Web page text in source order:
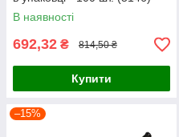
В наявності
692,32 ₴ 814,50 ₴
Купити
–15%